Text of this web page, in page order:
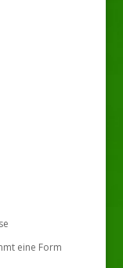
eine Form